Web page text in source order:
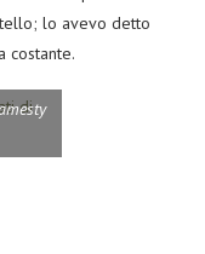
lo avevo detto
costante.